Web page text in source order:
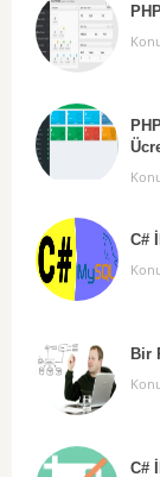
C#
Bir
C#